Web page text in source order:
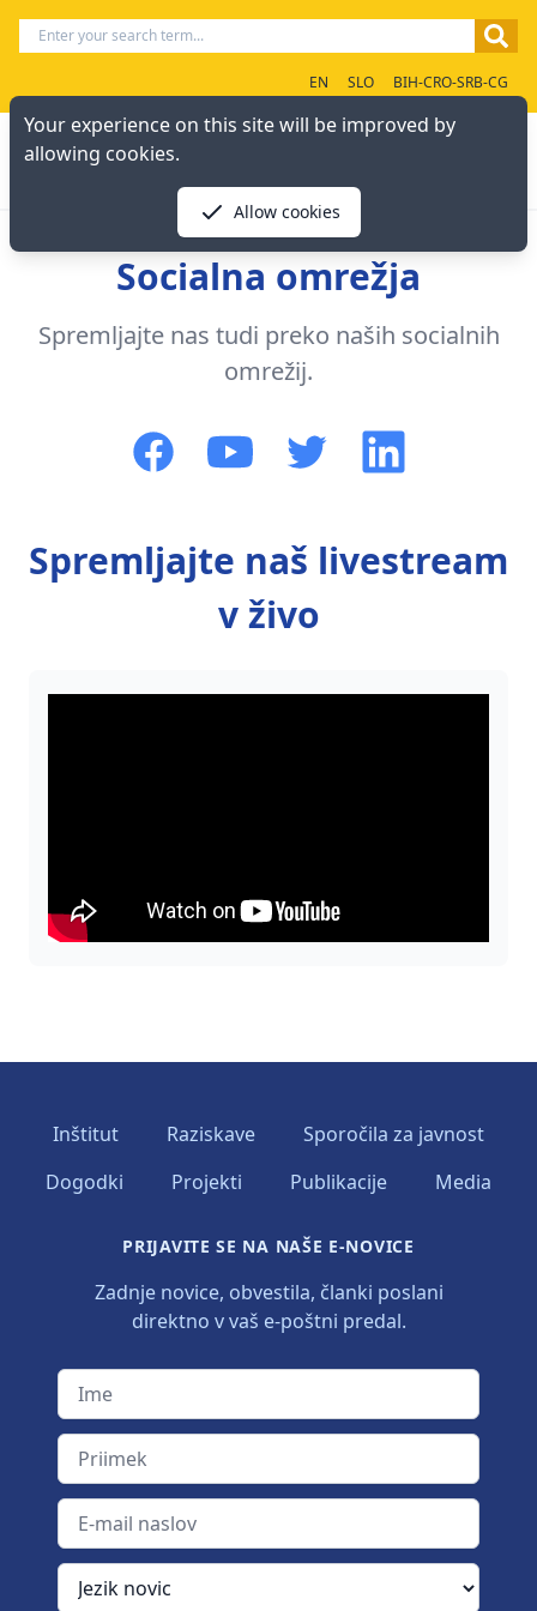
EN SLO BIH-CRO-SRB-CG
Socialna omrežja
Spremljajte nas tudi preko naših socialnih
omrežij.
FacebookYouTube Twitter LinkedIn
Spremljajte naš livestream
v živo
Inštitut Raziskave
Sporočila za javnost
Dogodki
Projekti Publikacije Media
PRIJAVITE SE NA NAŠE E-NOVICE
Zadnje novice, obvestila, članki poslani
direktno v vaš e-poštni predal.
Ime
Priimek
E-mail naslov
Jezik novic
Your experience on this site will be improved by
allowing cookies.
Allow cookies